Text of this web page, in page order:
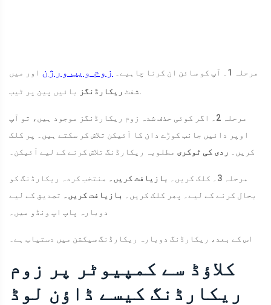
مرحلہ 1۔ آپ کو سائن ان کرنا چاہیے۔ زوم ویب ورژن اور میں
شفٹ ریکارڈنگز بائیں پین پر ٹیب.
مرحلہ 2۔ اگر کوئی حذف شدہ زوم ریکارڈنگز موجود ہیں، تو آپ
اوپر دائیں جانب کوڑے دان کا آئیکن تلاش کر سکتے ہیں۔ پر کلک
کریں۔ ردی کی ٹوکری مطلوبہ ریکارڈنگ تلاش کرنے کے لیے آئیکن۔
مرحلہ 3۔ کلک کریں۔ بازیافت کریں۔
منتخب کردہ ریکارڈنگ کو
بحال کرنے کے لیے۔ پھر کلک کریں۔
بازیافت کریں۔
تصدیق کے لیے
دوبارہ پاپ اپ ونڈو میں۔
اس کے بعد، ریکارڈنگ دوبارہ ریکارڈنگ سیکشن میں دستیاب ہے۔
کلاؤڈ سے کمپیوٹر پر زوم
ریکارڈنگ کیسے ڈاؤن لوڈ